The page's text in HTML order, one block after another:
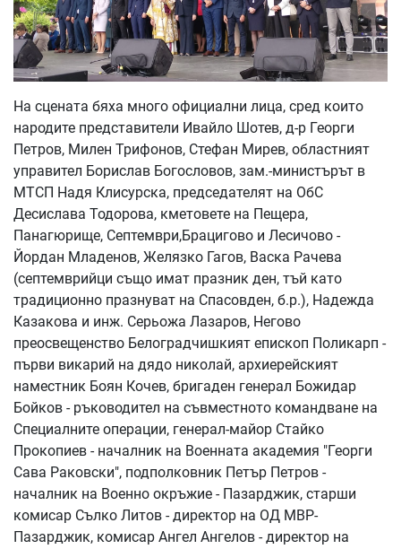
На сцената бяха много официални лица, сред които
народите представители Ивайло Шотев, д-р Георги
Петров, Милен Трифонов, Стефан Мирев, областният
управител Борислав Богословов, зам.-министърът в
МТСП Надя Клисурска, председателят на ОбС
Десислава Тодорова, кметовете на Пещера,
Панагюрище, Септември,Брацигово и Лесичово -
Йордан Младенов, Желязко Гагов, Васка Рачева
(септемврийци също имат празник ден, тъй като
традиционно празнуват на Спасовден, б.р.), Надежда
Казакова и инж. Серьожа Лазаров, Негово
преосвещенство Белоградчишкият епископ Поликарп -
първи викарий на дядо николай, архиерейският
наместник Боян Кочев, бригаден генерал Божидар
Бойков - ръководител на съвместното командване на
Специалните операции, генерал-майор Стайко
Прокопиев - началник на Военната академия "Георги
Сава Раковски", подполковник Петър Петров -
началник на Военно окръжие - Пазарджик, старши
комисар Сълко Литов - директор на ОД МВР-
Пазарджик, комисар Ангел Ангелов - директор на